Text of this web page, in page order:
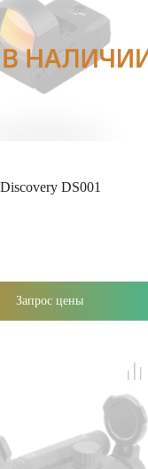
DS001
Запрос цены